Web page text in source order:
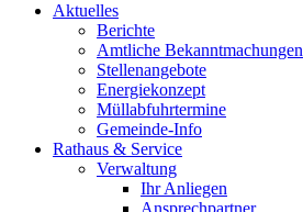
Aktuelles
Berichte
Amtliche Bekanntmachungen
Stellenangebote
Energiekonzept
Müllabfuhrtermine
Gemeinde-Info
Rathaus & Service
Verwaltung
Ihr Anliegen
Ansprechpartner